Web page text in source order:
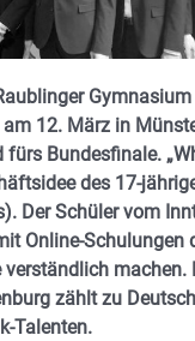
am 12. März in
fürs Bundesfinale.
des 17-
Der Schüler vom
Online-Schulungen
verständlich machen.
zählt zu
Talenten.